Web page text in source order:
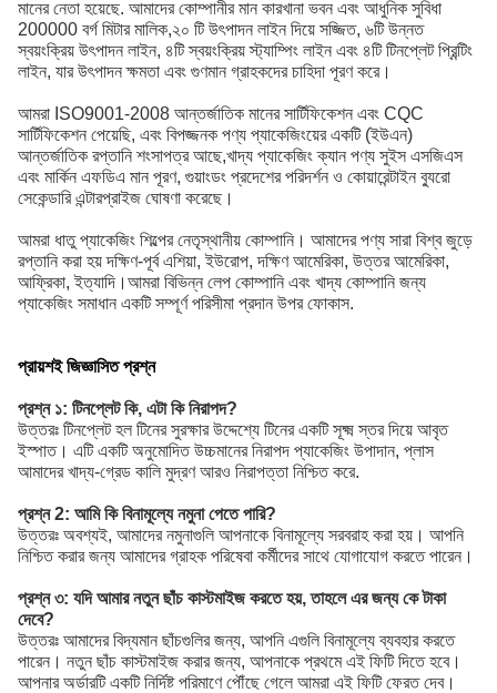
মানের নেতা হয়েছে. আমাদের কোম্পানীর মান কারখানা ভবন এবং আধুনিক সুবিধা
200000 বর্গ মিটার মালিক,২০ টি উৎপাদন লাইন দিয়ে সজ্জিত, ৬টি উন্নত
স্বয়ংক্রিয় উৎপাদন লাইন, ৪টি স্বয়ংক্রিয় স্ট্যাম্পিং লাইন এবং ৪টি টিনপ্লেট প্রিন্টিং
লাইন, যার উৎপাদন ক্ষমতা এবং গুণমান গ্রাহকদের চাহিদা পূরণ করে।
আমরা ISO9001-2008 আন্তর্জাতিক মানের সার্টিফিকেশন এবং CQC
সার্টিফিকেশন পেয়েছি, এবং বিপজ্জনক পণ্য প্যাকেজিংয়ের একটি (ইউএন)
আন্তর্জাতিক রপ্তানি শংসাপত্র আছে,খাদ্য প্যাকেজিং ক্যান পণ্য সুইস এসজিএস
এবং মার্কিন এফডিএ মান পূরণ, গুয়াংডং প্রদেশের পরিদর্শন ও কোয়ারেন্টাইন ব্যুরো
সেকেন্ডারি এন্টারপ্রাইজ ঘোষণা করেছে।
আমরা ধাতু প্যাকেজিং শিল্পের নেতৃস্থানীয় কোম্পানি। আমাদের পণ্য সারা বিশ্ব জুড়ে
রপ্তানি করা হয় দক্ষিণ-পূর্ব এশিয়া, ইউরোপ, দক্ষিণ আমেরিকা, উত্তর আমেরিকা,
আফ্রিকা, ইত্যাদি।আমরা বিভিন্ন লেপ কোম্পানি এবং খাদ্য কোম্পানি জন্য
প্যাকেজিং সমাধান একটি সম্পূর্ণ পরিসীমা প্রদান উপর ফোকাস.
প্রায়শই জিজ্ঞাসিত প্রশ্ন
প্রশ্ন ১: টিনপ্লেট কি, এটা কি নিরাপদ?
উত্তরঃ টিনপ্লেট হল টিনের সুরক্ষার উদ্দেশ্যে টিনের একটি সূক্ষ্ম স্তর দিয়ে আবৃত
ইস্পাত। এটি একটি অনুমোদিত উচ্চমানের নিরাপদ প্যাকেজিং উপাদান, প্লাস
আমাদের খাদ্য-গ্রেড কালি মুদ্রণ আরও নিরাপত্তা নিশ্চিত করে.
প্রশ্ন 2: আমি কি বিনামূল্যে নমুনা পেতে পারি?
উত্তরঃ অবশ্যই, আমাদের নমুনাগুলি আপনাকে বিনামূল্যে সরবরাহ করা হয়। আপনি
নিশ্চিত করার জন্য আমাদের গ্রাহক পরিষেবা কর্মীদের সাথে যোগাযোগ করতে পারেন।
প্রশ্ন ৩: যদি আমার নতুন ছাঁচ কাস্টমাইজ করতে হয়, তাহলে এর জন্য কে টাকা
দেবে?
উত্তরঃ আমাদের বিদ্যমান ছাঁচগুলির জন্য, আপনি এগুলি বিনামূল্যে ব্যবহার করতে
পারেন। নতুন ছাঁচ কাস্টমাইজ করার জন্য, আপনাকে প্রথমে এই ফিটি দিতে হবে।
আপনার অর্ডারটি একটি নির্দিষ্ট পরিমাণে পৌঁছে গেলে আমরা এই ফিটি ফেরত দেব।